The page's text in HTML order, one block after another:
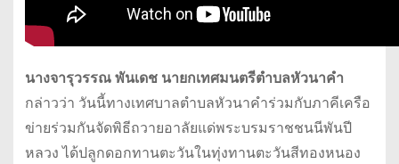
นางจารุวรรณ พันเดช นายกเทศมนตรีตำบลหัวนาคำ
กล่าวว่า วันนี้ทางเทศบาลตำบลหัวนาคำร่วมกับภาคีเครือ
ข่ายร่วมกันจัดพิธีถวายอาลัยแด่พระบรมราชชนนีพันปี
หลวง ได้ปลูกดอกทานตะวันในทุ่งทานตะวันสีทองหนอง